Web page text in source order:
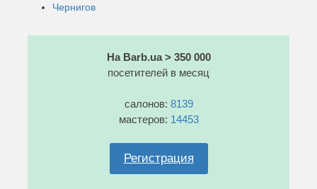
Чернигов
На Barb.ua > 350 000
посетителей в месяц
салонов: 8139
мастеров: 14453
Регистрация